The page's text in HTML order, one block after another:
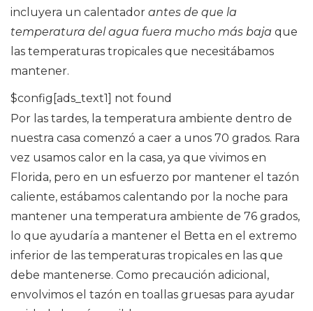
incluyera un calentador antes de que la
temperatura del agua fuera mucho más baja que
las temperaturas tropicales que necesitábamos
mantener.
$config[ads_text1] not found
Por las tardes, la temperatura ambiente dentro de
nuestra casa comenzó a caer a unos 70 grados. Rara
vez usamos calor en la casa, ya que vivimos en
Florida, pero en un esfuerzo por mantener el tazón
caliente, estábamos calentando por la noche para
mantener una temperatura ambiente de 76 grados,
lo que ayudaría a mantener el Betta en el extremo
inferior de las temperaturas tropicales en las que
debe mantenerse. Como precaución adicional,
envolvimos el tazón en toallas gruesas para ayudar